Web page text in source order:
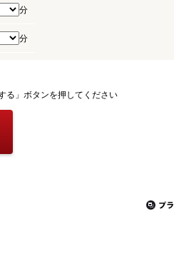
分
分
る」ボタンを押してください